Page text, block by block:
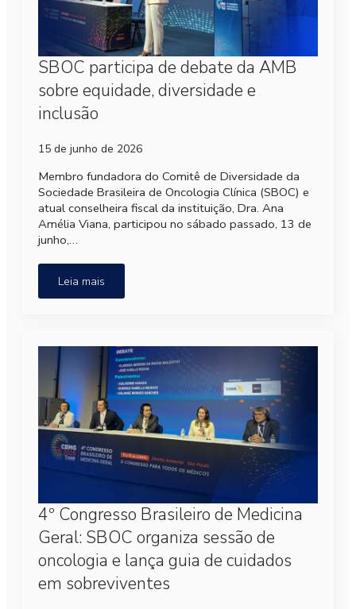
SBOC participa de debate da AMB
sobre equidade, diversidade e
inclusão
15 de junho de 2026
Membro fundadora do Comitê de Diversidade da
Sociedade Brasileira de Oncologia Clínica (SBOC) e
atual conselheira fiscal da instituição, Dra. Ana
Amélia Viana, participou no sábado passado, 13 de
junho,…
Leia mais
4º Congresso Brasileiro de Medicina
Geral: SBOC organiza sessão de
oncologia e lança guia de cuidados
em sobreviventes